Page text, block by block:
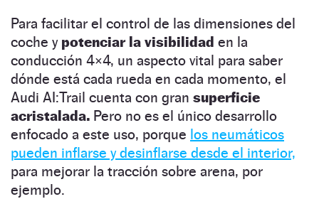
Para facilitar el control de las dimensiones del
coche y potenciar la visibilidad en la
conducción 4×4, un aspecto vital para saber
dónde está cada rueda en cada momento, el
Audi AI:Trail cuenta con gran superficie
acristalada. Pero no es el único desarrollo
enfocado a este uso, porque los neumáticos
pueden inflarse y desinflarse desde el interior,
para mejorar la tracción sobre arena, por
ejemplo.